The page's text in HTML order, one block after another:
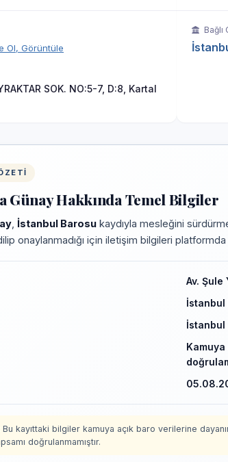
Ol, Görüntüle
SOK. NO:5-7, D:8, Kartal
Bağlı
Günay Hakkında Temel Bilgiler
İstanbul Barosu kaydıyla mesleğini
onaylanmadığı için iletişim bilgileri platformda
Av.
İstanbul
İstanbul
Bu kayıttaki bilgiler kamuya açık baro verilerine
doğrulanmamıştır.